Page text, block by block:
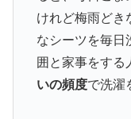
けれど梅雨どき
なシーツを毎日
囲と家事をする
いの頻度で洗濯